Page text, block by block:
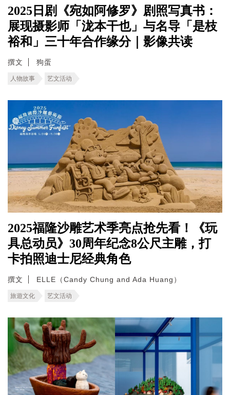
2025日剧《宛如阿修罗》剧照写真书：
展现摄影师「泷本干也」与名导「是枝
裕和」三十年合作缘分｜影像共读
撰文 狗蛋
人物故事 艺文活动
2025福隆沙雕艺术季亮点抢先看！《玩
具总动员》30周年纪念8公尺主雕，打
卡拍照迪士尼经典角色
撰文 ELLE（Candy Chung and Ada Huang）
旅遊文化 艺文活动